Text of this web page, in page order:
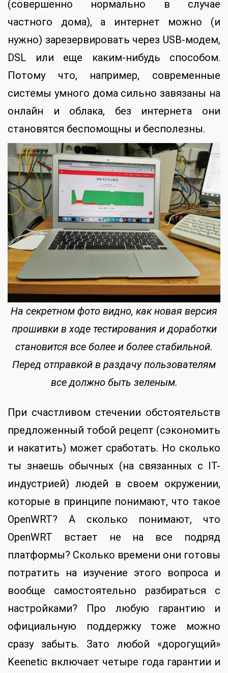
(совершенно нормально в случае
частного дома), а интернет можно (и
нужно) зарезервировать через USB-модем,
DSL или еще каким-нибудь способом.
Потому что, например, современные
системы умного дома сильно завязаны на
онлайн и облака, без интернета они
становятся беспомощны и бесполезны.
На секретном фото видно, как новая версия
прошивки в ходе тестирования и доработки
становится все более и более стабильной.
Перед отправкой в раздачу пользователям
все должно быть зеленым.
При счастливом стечении обстоятельств
предложенный тобой рецепт (сэкономить
и накатить) может сработать. Но сколько
ты знаешь обычных (на связанных с IT-
индустрией) людей в своем окружении,
которые в принципе понимают, что такое
OpenWRT? А сколько понимают, что
OpenWRT встает не на все подряд
платформы? Сколько времени они готовы
потратить на изучение этого вопроса и
вообще самостоятельно разбираться с
настройками? Про любую гарантию и
официальную поддержку тоже можно
сразу забыть. Зато любой «дорогущий»
Keenetic включает четыре года гарантии и